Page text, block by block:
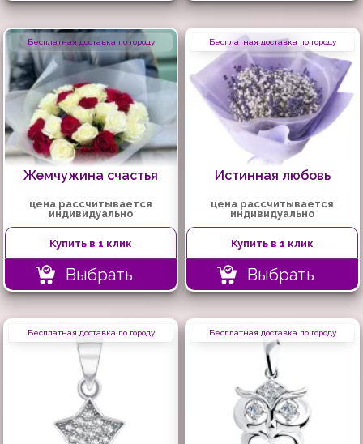
Бесплатная доставка по городу
Жемчужина счастья
цена рассчитывается
индивидуально
Купить в 1 клик
Выбрать
Бесплатная доставка по городу
Истинная любовь
цена рассчитывается
индивидуально
Купить в 1 клик
Выбрать
Бесплатная доставка по городу Бесплатная доставка по городу